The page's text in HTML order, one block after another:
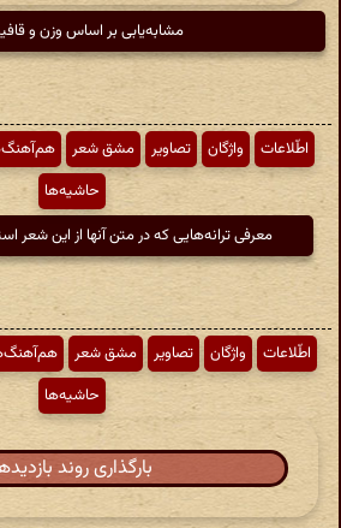
مشابه‌یابی بر اساس وزن و
اطّلاعات واژگان تصاویر مشق شعر
حاشیه‌ها
معرفی ترانه‌هایی که در متن آنها از این شعر
اطّلاعات واژگان تصاویر مشق شعر
حاشیه‌ها
بارگذاری روند